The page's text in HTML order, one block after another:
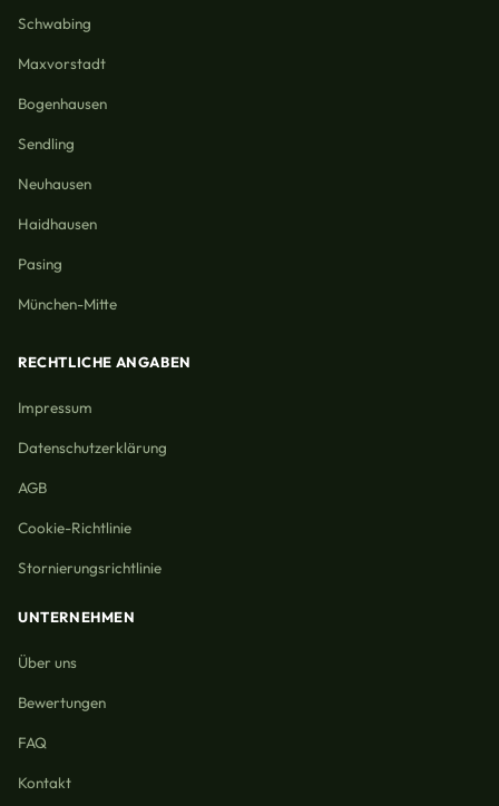
Schwabing
Maxvorstadt
Bogenhausen
Sendling
Neuhausen
Haidhausen
Pasing
München-Mitte
RECHTLICHE ANGABEN
Impressum
Datenschutzerklärung
AGB
Cookie-Richtlinie
Stornierungsrichtlinie
UNTERNEHMEN
Über uns
Bewertungen
FAQ
Kontakt